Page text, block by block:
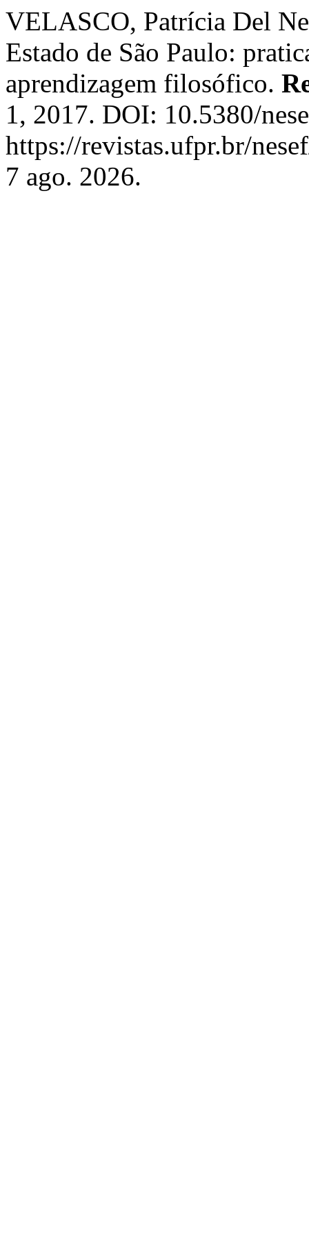
VELASCO, Patrícia Del
Estado de São Paulo:
aprendizagem filosófico.
1, 2017. DOI: 10.5380/
https://revistas.ufpr.br/
7 ago. 2026.